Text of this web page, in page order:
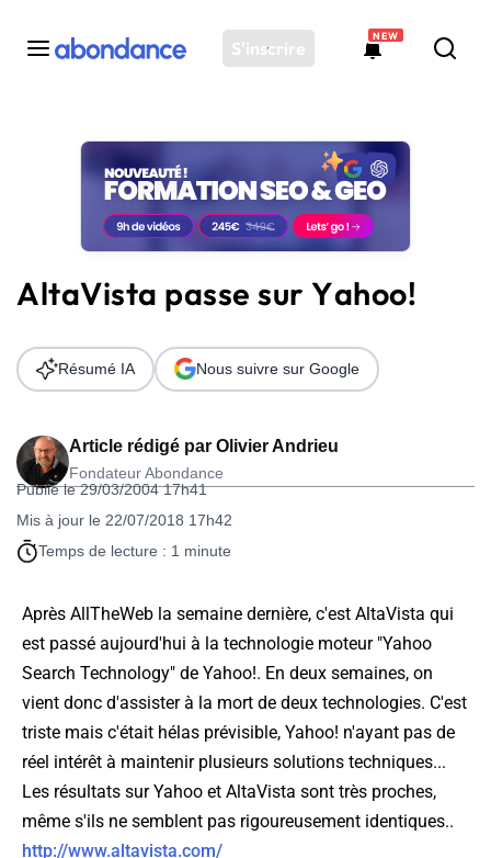
S'inscrire
NEW
Toutes les actus
Actus SEO
Plateforme
Solutions
Ressources
Audit SEO
AltaVista passe sur Yahoo!
Article rédigé par Olivier Andrieu
Fondateur Abondance
Publié le 29/03/2004 17h41
Mis à jour le 22/07/2018 17h42
Temps de lecture : 1 minute
Résumé IA Nous suivre sur Google
Après AllTheWeb la semaine dernière, c'est AltaVista qui
est passé aujourd'hui à la technologie moteur "Yahoo
Search Technology" de Yahoo!. En deux semaines, on
vient donc d'assister à la mort de deux technologies. C'est
triste mais c'était hélas prévisible, Yahoo! n'ayant pas de
réel intérêt à maintenir plusieurs solutions techniques...
Les résultats sur Yahoo et AltaVista sont très proches,
même s'ils ne semblent pas rigoureusement identiques..
http://www.altavista.com/